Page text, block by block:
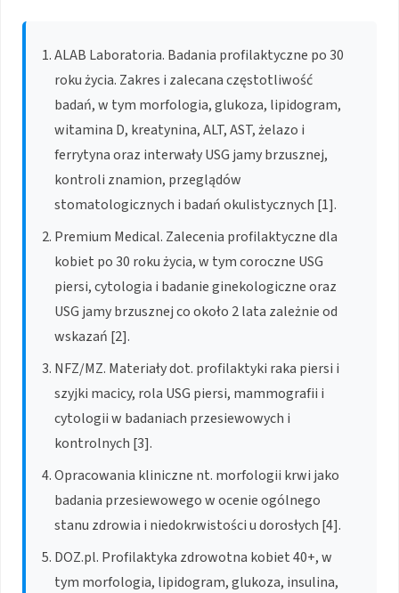
ALAB Laboratoria. Badania profilaktyczne po 30
roku życia. Zakres i zalecana częstotliwość
badań, w tym morfologia, glukoza, lipidogram,
witamina D, kreatynina, ALT, AST, żelazo i
ferrytyna oraz interwały USG jamy brzusznej,
kontroli znamion, przeglądów
stomatologicznych i badań okulistycznych [1].
Premium Medical. Zalecenia profilaktyczne dla
kobiet po 30 roku życia, w tym coroczne USG
piersi, cytologia i badanie ginekologiczne oraz
USG jamy brzusznej co około 2 lata zależnie od
wskazań [2].
NFZ/MZ. Materiały dot. profilaktyki raka piersi i
szyjki macicy, rola USG piersi, mammografii i
cytologii w badaniach przesiewowych i
kontrolnych [3].
Opracowania kliniczne nt. morfologii krwi jako
badania przesiewowego w ocenie ogólnego
stanu zdrowia i niedokrwistości u dorosłych [4].
DOZ.pl. Profilaktyka zdrowotna kobiet 40+, w
tym morfologia, lipidogram, glukoza, insulina,